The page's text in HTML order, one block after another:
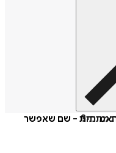
כמתנה?
האמיתית - שם שאפשר